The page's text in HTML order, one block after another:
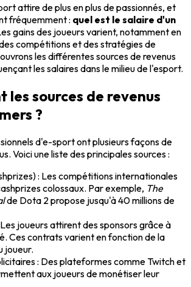
attire de plus en plus de passionnés, et
fréquemment : quel est le salaire d'un
gains des joueurs varient, notamment en
compétitions et des stratégies de
les différentes sources de revenus
les salaires dans le milieu de l'esport.
les sources de revenus
?
d'e-sport ont plusieurs façons de
Voici une liste des principales sources :
: Les compétitions internationales
colossaux. Par exemple, The
de Dota 2 propose jusqu'à 40 millions de
joueurs attirent des sponsors grâce à
Ces contrats varient en fonction de la
joueur.
: Des plateformes commeTwitchet
aux joueurs de monétiser leur